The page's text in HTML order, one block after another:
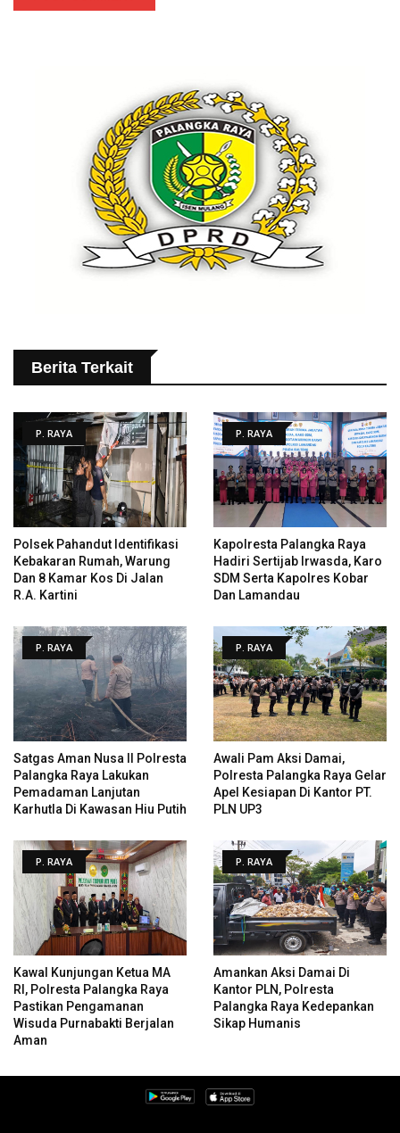
Berita Terkait
P. RAYA
Polsek Pahandut Identifikasi
Kebakaran Rumah, Warung
Dan 8 Kamar Kos Di Jalan
R.A. Kartini
P. RAYA
Kapolresta Palangka Raya
Hadiri Sertijab Irwasda, Karo
SDM Serta Kapolres Kobar
Dan Lamandau
P. RAYA
Satgas Aman Nusa II Polresta
Palangka Raya Lakukan
Pemadaman Lanjutan
Karhutla Di Kawasan Hiu Putih
P. RAYA
Awali Pam Aksi Damai,
Polresta Palangka Raya Gelar
Apel Kesiapan Di Kantor PT.
PLN UP3
P. RAYA
Kawal Kunjungan Ketua MA
RI, Polresta Palangka Raya
Pastikan Pengamanan
Wisuda Purnabakti Berjalan
Aman
P. RAYA
Amankan Aksi Damai Di
Kantor PLN, Polresta
Palangka Raya Kedepankan
Sikap Humanis